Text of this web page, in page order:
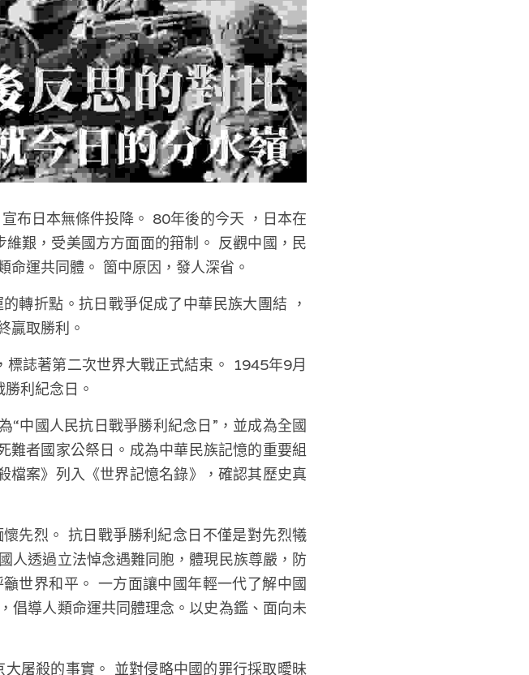
布日本無條件投降。 80年後的今天 ，日本在
艱，受美國方方面面的箝制。 反觀中國，民
運共同體。 箇中原因，發人深省。
轉折點。抗日戰爭促成了中華民族大團結 ，
贏取勝利。
誌著第二次世界大戰正式結束。 1945年9月
利紀念日。
中國人民抗日戰爭勝利紀念日”，並成為全國
者國家公祭日。成為中華民族記憶的重要組
案》列入《世界記憶名錄》，確認其歷史真
先烈。 抗日戰爭勝利紀念日不僅是對先烈犧
人透過立法悼念遇難同胞，體現民族尊嚴，防
世界和平。 一方面讓中國年輕一代了解中國
倡導人類命運共同體理念。以史為鑑、面向未
屠殺的事實。 並對侵略中國的罪行採取曖昧